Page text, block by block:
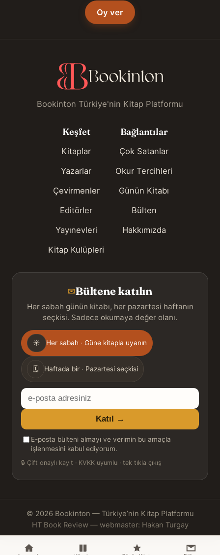
Oy ver
Bookinton Türkiye'nin Kitap Platformu
Keşfet
Kitaplar
Yazarlar
Çevirmenler
Editörler
Yayınevleri
Kitap Kulüpleri
Bağlantılar
Çok Satanlar
Okur Tercihleri
Günün Kitabı
Bülten
Hakkımızda
✉Bültene katılın
Her sabah günün kitabı, her pazartesi haftanın
seçkisi. Sadece okumaya değer olanı.
Gönderim
sıklığı
☀ Her sabah · Güne kitapla uyanın
🗓 Haftada bir · Pazartesi seçkisi
E-
posta
adresiniz
Katıl →
E-posta bülteni almayı ve verimin bu amaçla
işlenmesini kabul ediyorum.
🔒 Çift onaylı kayıt · KVKK uyumlu · tek tıkla çıkış
© 2026 Bookinton — Türkiye’nin Kitap Platformu
HT Book Review — webmaster: Hakan Turgay